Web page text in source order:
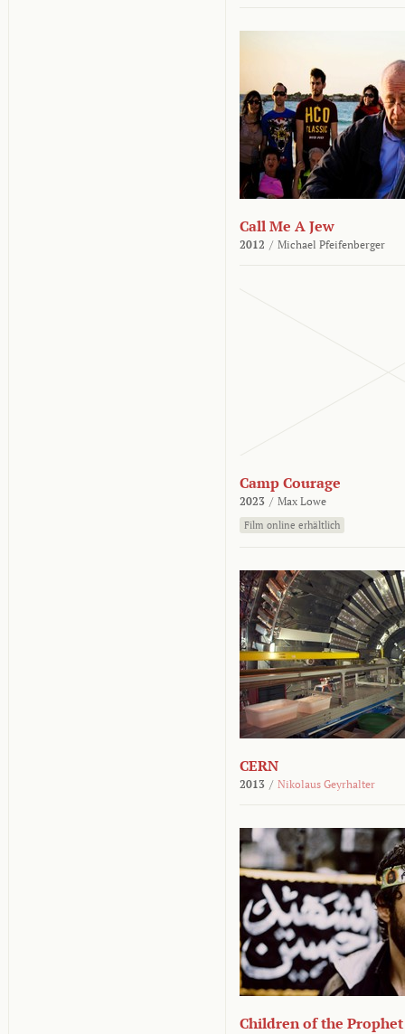
Call Me A Jew
2012 / Michael Pfeifenberger
Camp Courage
2023 / Max Lowe
Film online erhältlich
CERN
2013 / Nikolaus Geyrhalter
Children of the Prophet